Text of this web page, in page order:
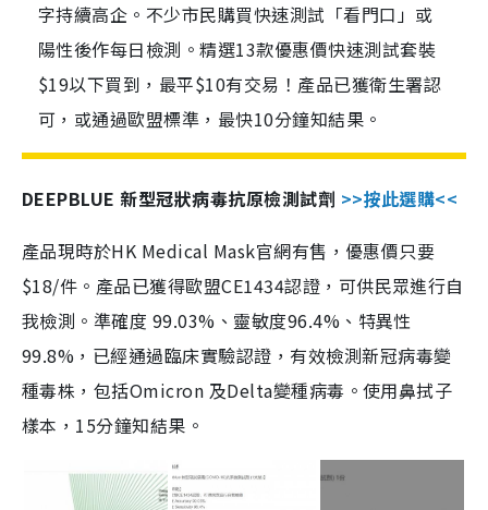
字持續高企。不少市民購買快速測試「看門口」或
陽性後作每日檢測。精選13款優惠價快速測試套裝
$19以下買到，最平$10有交易！產品已獲衛生署認
可，或通過歐盟標準，最快10分鐘知結果。
DEEPBLUE 新型冠狀病毒抗原檢測試劑 >>按此選購<<
產品現時於HK Medical Mask官網有售，優惠價只要
$18/件。產品已獲得歐盟CE1434認證，可供民眾進行自
我檢測。準確度 99.03%、靈敏度96.4%、特異性
99.8%，已經通過臨床實驗認證，有效檢測新冠病毒變
種毒株，包括Omicron 及Delta變種病毒。使用鼻拭子
樣本，15分鐘知結果。